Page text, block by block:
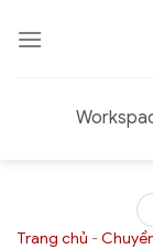
qua
Trang chủ -